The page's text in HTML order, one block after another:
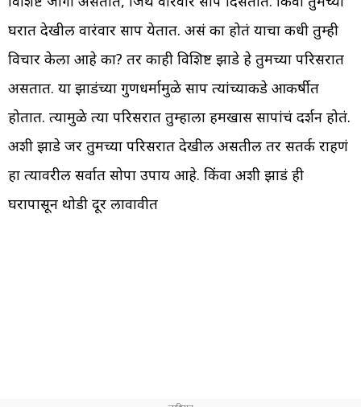
घरात देखील वारंवार साप येतात. असं का होतं याचा कधी तुम्ही
विचार केला आहे का? तर काही विशिष्ट झाडे हे तुमच्या परिसरात
असतात. या झाडंच्या गुणधर्मामुळे साप त्यांच्याकडे आकर्षीत
होतात. त्यामुळे त्या परिसरात तुम्हाला हमखास सापांचं दर्शन होतं.
अशी झाडे जर तुमच्या परिसरात देखील असतील तर सतर्क राहणं
हा त्यावरील सर्वात सोपा उपाय आहे. किंवा अशी झाडं ही
घरापासून थोडी दूर लावावीत